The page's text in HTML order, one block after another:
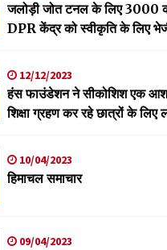
जलोड़ी जोत टनल के लिए 3000
DPR केंद्र को स्वीकृति के लिए
12/12/2023
हंस फाउंडेशन ने सीकोशिश एक
शिक्षा ग्रहण कर रहे छात्रों के लिए
10/04/2023
हिमाचल समाचार
09/04/2023